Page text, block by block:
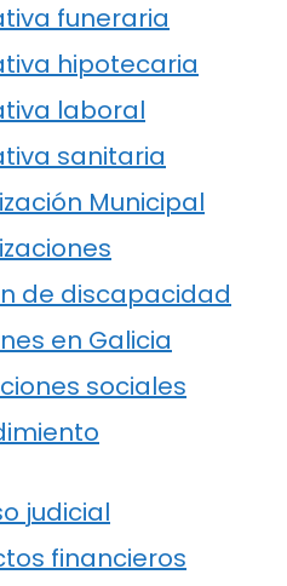
funeraria
hipotecaria
laboral
sanitaria
Municipal
de discapacidad
en Galicia
sociales
judicial
financieros